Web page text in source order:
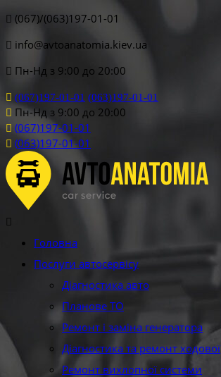
(067)/(063)197-01-01
info@avtoanatomia.kiev.ua
Пн-Нд з 9:00 до 20:00
(067)197-01-01 (063)197-01-01
Пн-Нд з 9:00 до 20:00
(067)197-01-01
(063)197-01-01
Головна
Послуги автосервісу
Діагностика авто
Планове ТО
Ремонт і заміна генератора
Діагностика та ремонт ходової
Ремонт вихлопної системи